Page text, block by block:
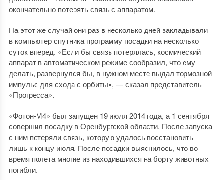
окончательно потерять связь с аппаратом.
На этот же случай они раз в несколько дней закладывали
в компьютер спутника программу посадки на несколько
суток вперед. «Если бы связь потерялась, космический
аппарат в автоматическом режиме сообразил, что ему
делать, развернулся бы, в нужном месте выдал тормозной
импульс для схода с орбиты», — сказал представитель
«Прогресса».
«Фотон-М4» был запущен 19 июля 2014 года, а 1 сентября
совершил посадку в Оренбургской области. После запуска
с ним потеряли связь, которую удалось восстановить
лишь к концу июля. После посадки выяснилось, что во
время полета многие из находившихся на борту животных
погибли.